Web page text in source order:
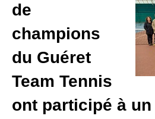
Partenaires
Actualités
de
champions
du Guéret
Team Tennis
ont participé à